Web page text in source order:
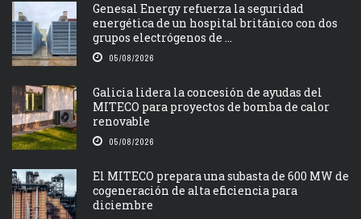
Genesal Energy refuerza la seguridad
energética de un hospital británico con dos
grupos electrógenos de ...
05/08/2026
Galicia lidera la concesión de ayudas del
MITECO para proyectos de bomba de calor
renovable
05/08/2026
El MITECO prepara una subasta de 600 MW de
cogeneración de alta eficiencia para
diciembre